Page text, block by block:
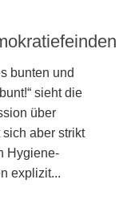
bunten und
sieht die
über
aber strikt
Hygiene-
explizit...